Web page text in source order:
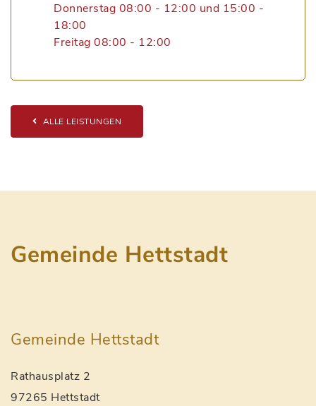
Donnerstag 08:00 - 12:00 und 15:00 -
18:00
Freitag 08:00 - 12:00
ALLE LEISTUNGEN
Gemeinde Hettstadt
Gemeinde Hettstadt
Rathausplatz 2
97265 Hettstadt